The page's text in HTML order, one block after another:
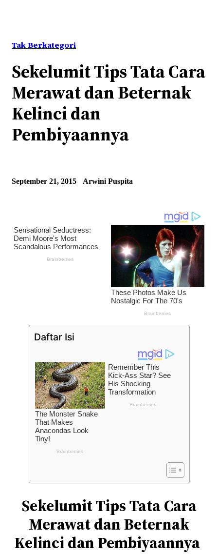
Tak Berkategori
Sekelumit Tips Tata Cara
Merawat dan Beternak
Kelinci dan
Pembiyaannya
September 21, 2015 Arwini Puspita
Daftar Isi
Sekelumit Tips Tata Cara
Merawat dan Beternak
Kelinci dan Pembiyaannya